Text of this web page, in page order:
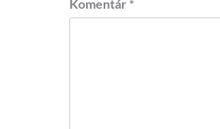
Komentár *